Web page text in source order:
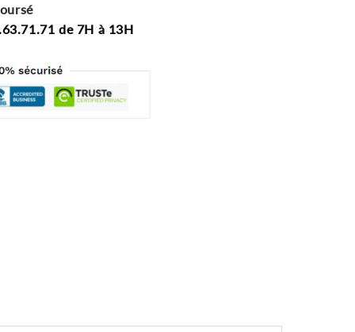
de 7H à 13H